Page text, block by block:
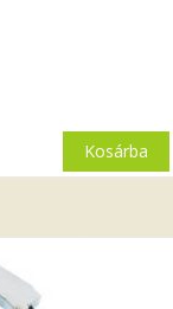
Kosárba